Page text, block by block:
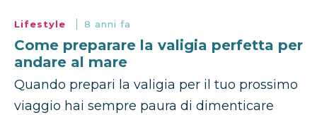
Lifestyle 8 anni fa
Come preparare la valigia perfetta per
andare al mare
Quando prepari la valigia per il tuo prossimo
viaggio hai sempre paura di dimenticare